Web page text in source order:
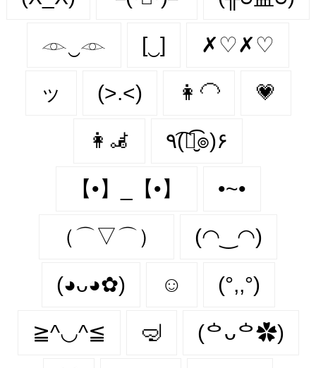
𓁹‿𓁹 [‿] ✗♡✗♡
ッ (>.<) 👩‍🦲 💗
👩‍🦼‍ ٩(͡๏̮͡๏)۶
【•】_【•】 •~•
（⌒▽⌒） (◠‿◠)
(◕ᴗ◕✿) ☺️ (°,,°)
≧^◡^≦ 🤿 (ᅌᴗᅌ✿)